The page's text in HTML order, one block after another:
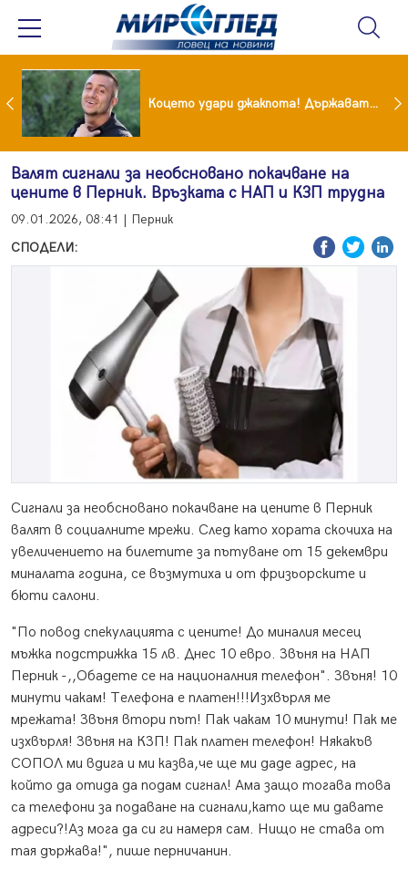
Тишина преди бурята! Защо Саня Армутлиева продължава да мълчи за раздялата с Дара? Коцето удари джакпота! Държавата му плаща 95 000 евро
Валят сигнали за необсновано покачване на
цените в Перник. Връзката с НАП и КЗП трудна
09.01.2026, 08:41 | Перник
СПОДЕЛИ:
Сигнали за необсновано покачване на цените в Перник
валят в социалните мрежи. След като хората скочиха на
увеличението на билетите за пътуване от 15 декември
миналата година, се възмутиха и от фризьорските и
бюти салони.
"По повод спекулацията с цените! До миналия месец
мъжка подстрижка 15 лв. Днес 10 евро. Звъня на НАП
Перник -,,Обадете се на националния телефон". Звъня! 10
минути чакам! Телефона е платен!!!Изхвърля ме
мрежата! Звъня втори път! Пак чакам 10 минути! Пак ме
изхвърля! Звъня на КЗП! Пак платен телефон! Някакъв
СОПОЛ ми вдига и ми казва,че ще ми даде адрес, на
който да отида да подам сигнал! Ама защо тогава това
са телефони за подаване на сигнали,като ще ми давате
адреси?!Аз мога да си ги намеря сам. Нищо не става от
тая държава!", пише перничанин.